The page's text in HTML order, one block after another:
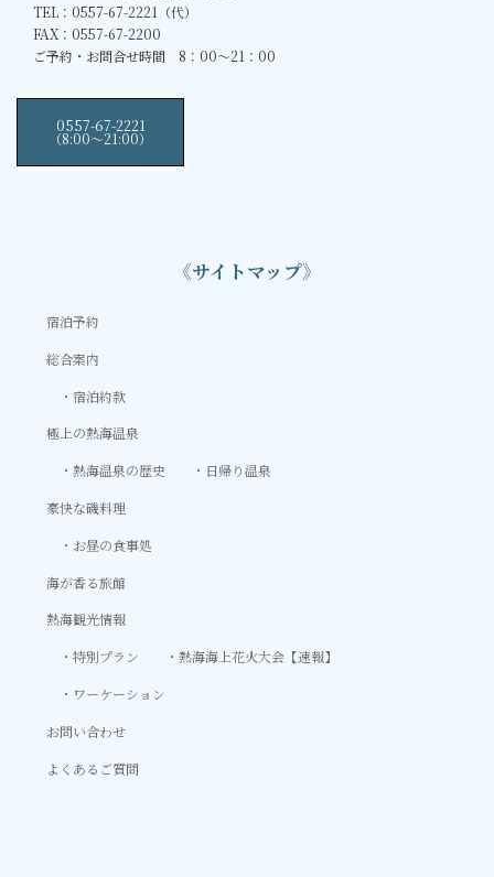
TEL：0557-67-2221（代）
FAX：0557-67-2200
ご予約・お問合せ時間 8：00～21：00
0557-67-2221
（8:00〜21:00）
《サイトマップ》
宿泊予約
総合案内
宿泊約款
極上の熱海温泉
熱海温泉の歴史
日帰り温泉
豪快な磯料理
お昼の食事処
海が香る旅館
熱海観光情報
特別プラン
熱海海上花火大会【速報】
ワーケーション
お問い合わせ
よくあるご質問